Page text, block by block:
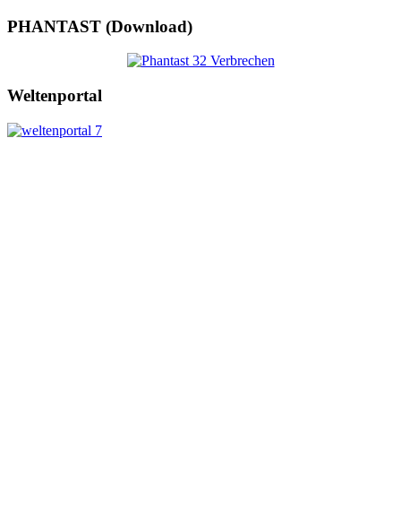
PHANTAST (Download)
Weltenportal